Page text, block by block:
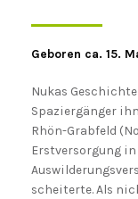
Geboren ca. 15.
Nukas
Spaziergänger
Rhön-Grabfeld
Erstversorgung
scheiterte. Als